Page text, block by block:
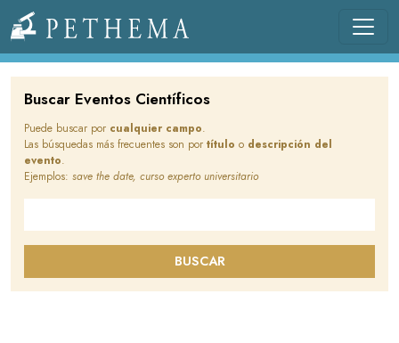
Llevamos la investigación en la sangre.
Buscar Eventos Científicos
Puede buscar por cualquier campo.
Las búsquedas más frecuentes son por título o descripción del
evento.
Ejemplos: save the date, curso experto universitario
BUSCAR